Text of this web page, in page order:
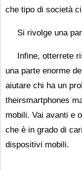
che tipo di società
Si rivolge una
Infine, otterrete
una parte enorme
aiutare chi ha un
theirsmartphones
mobili. Vai avanti e
che è in grado di
dispositivi mobili.